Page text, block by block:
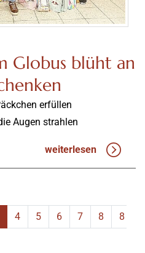
Globus blüht an
erfüllen
Augen strahlen
weiterlesen
4 5 6 7 8 8